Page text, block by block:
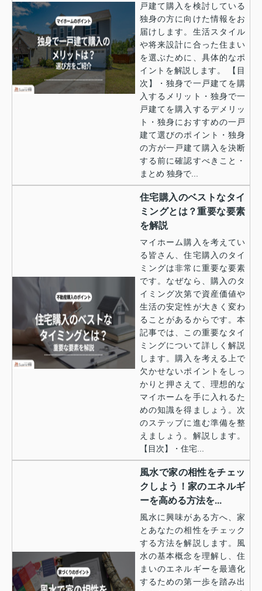
戸建て購入を検討している
独身の方に向けた情報をお
届けします。生活スタイル
や将来設計に合った住まい
を選ぶために、具体的なポ
イントを解説します。 【目
次】・独身で一戸建てを購
入するメリット・独身で一
戸建てを購入するデメリッ
ト・独身におすすめの一戸
建て選びのポイント・独身
の方が一戸建て購入を決断
する前に確認すべきこと・
まとめ 独身で...
住宅購入のベストなタイ
ミングとは？重要な要素
を解説
マイホーム購入を考えてい
る皆さん、住宅購入のタイ
ミングは非常に重要な要素
です。なぜなら、購入のタ
イミング次第で資産価値や
生活の安定性が大きく変わ
ることがあるからです。本
記事では、この重要なタイ
ミングについて詳しく解説
します。購入を考える上で
欠かせないポイントをしっ
かりと押さえて、理想的な
マイホームを手に入れるた
めの知識を得ましょう。次
のステップに進む準備を整
えましょう。解説します。
【目次】・住宅...
風水で家の相性をチェッ
クしよう！家のエネルギ
ーを高める方法を...
風水に興味がある方へ、家
とあなたの相性をチェック
する方法を解説します。風
水の基本概念を理解し、住
まいのエネルギーを最適化
するための第一歩を踏み出